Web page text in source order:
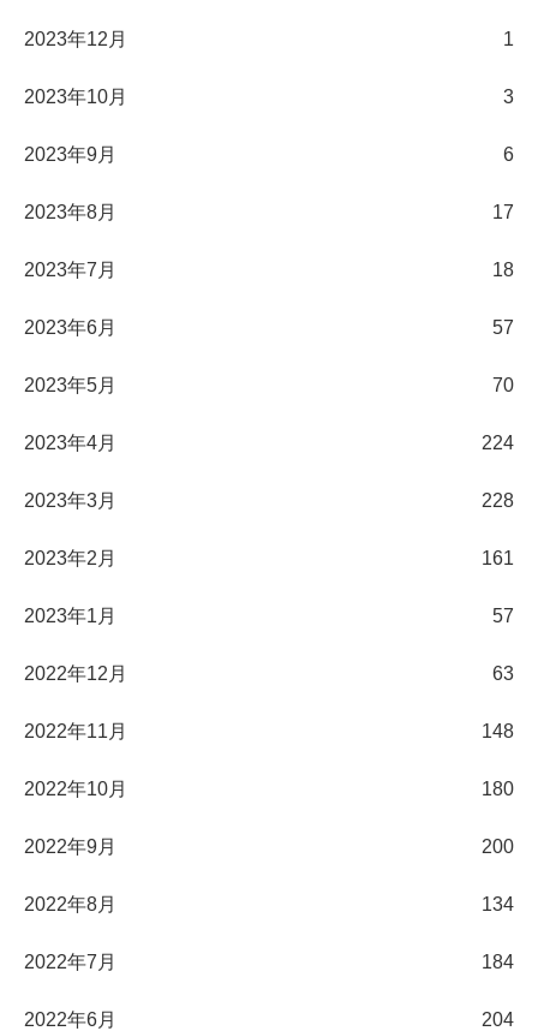
2023年12月 1
2023年10月 3
2023年9月 6
2023年8月 17
2023年7月 18
2023年6月 57
2023年5月 70
2023年4月 224
2023年3月 228
2023年2月 161
2023年1月 57
2022年12月 63
2022年11月 148
2022年10月 180
2022年9月 200
2022年8月 134
2022年7月 184
2022年6月 204